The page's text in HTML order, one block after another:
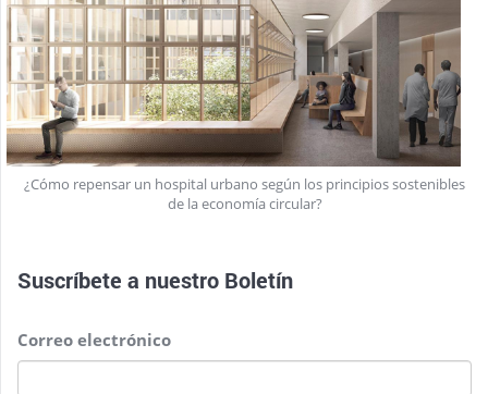
¿Cómo repensar un hospital urbano según los principios sostenibles
de la economía circular?
Suscríbete a nuestro Boletín
Correo electrónico